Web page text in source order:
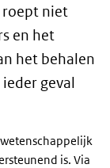
roept niet
en het
het behalen
geval
is. Via